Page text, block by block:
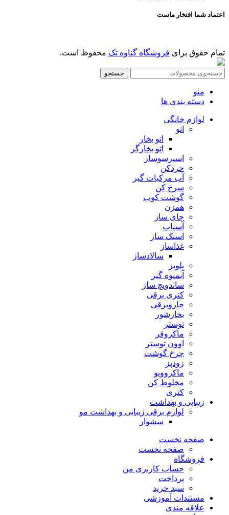
اعتماد شما افتخار ماست
تمام حقوق برای فروشگاه گناوه تک محفوظ است.
جستجو
منو
دسته بندی ها
لوازم خانگی
اتو
اتو بخار
اتو بخارگر
اسپرسوساز
خردکن
آب مرکبات گیر
سرخ کن
گوشت کوب
همزن
چای ساز
آسیاب
اسنک ساز
غذاساز
سالادساز
پلوپز
آبمیوه گیر
ساندویچ ساز
کتری برقی
جاروبرقی
بخارشور
توستر
ماکروفر
اوون توستر
چرخ گوشت
زودپز
ماکروویو
مخلوط کن
کتری
زیبایی و بهداشت
لوازم برقی زیبایی و بهداشت مو
سشوار
صفحه نخست
صفحه نخست
فروشگاه
حساب کاربری من
پرداخت
سبد خرید
مستندات آموزشی
علاقه مندی